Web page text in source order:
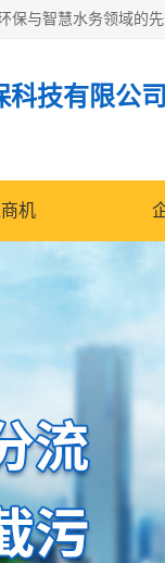
科技有限公司
机